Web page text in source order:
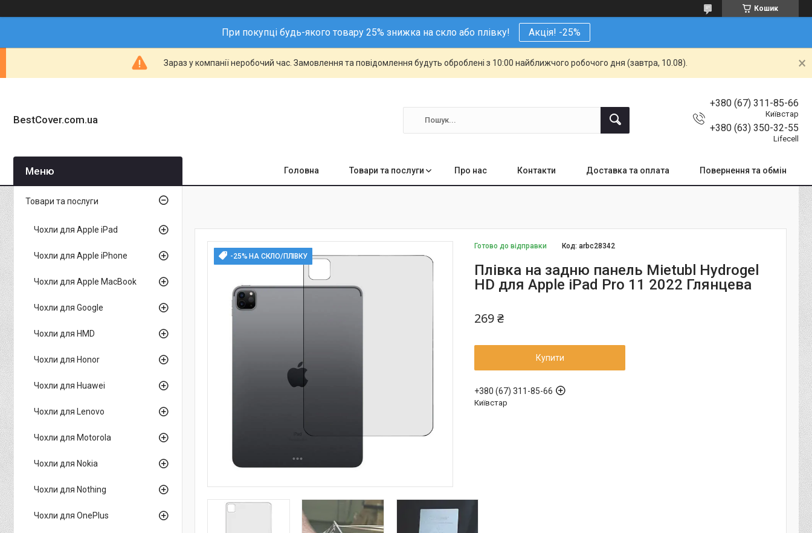
Кошик
При покупці будь-якого товару 25% знижка на скло або плівку! Акція! -25%
Зараз у компанії неробочий час. Замовлення та повідомлення будуть оброблені з 10:00 найближчого робочого дня (завтра, 10.08).
BestCover.com.ua
+380 (67) 311-85-66
Київстар
+380 (63) 350-32-55
Lifecell
Головна Товари та послуги Про нас Контакти Доставка та оплата Повернення та обмін
-25% НА СКЛО/ПЛІВКУ
Готово до відправки Код:arbc28342
Плівка на задню панель Mietubl Hydrogel
HD для Apple iPad Pro 11 2022 Глянцева
269 ₴
Купити
+380 (67) 311-85-66
Київстар
Товари та послуги
Чохли для Apple iPad
Чохли для Apple iPhone
Чохли для Apple MacBook
Чохли для Google
Чохли для HMD
Чохли для Honor
Чохли для Huawei
Чохли для Lenovo
Чохли для Motorola
Чохли для Nokia
Чохли для Nothing
Чохли для OnePlus